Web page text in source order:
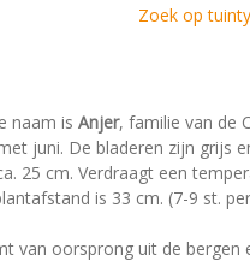
Zoek op
naam is Anjer, familie van de
juni. De bladeren zijn grijs
25 cm. Verdraagt een
is 33 cm. (7-9 st.
van oorsprong uit de